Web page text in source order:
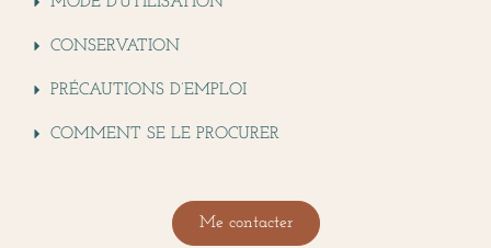
CONSERVATION
PRÉCAUTIONS D’EMPLOI
COMMENT SE LE PROCURER
Me contacter